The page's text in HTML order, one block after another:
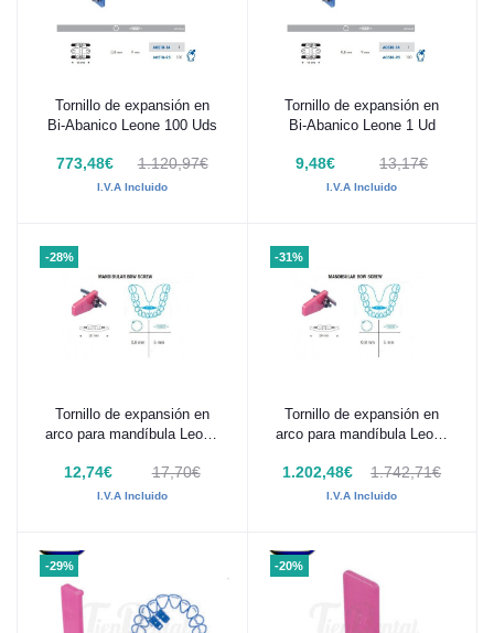
Añadir al carrito
Tornillo de expansión en
Bi-Abanico Leone 100 Uds
773,48€ 1.120,97€
I.V.A Incluido
Añadir al carrito
Tornillo de expansión en
Bi-Abanico Leone 1 Ud
9,48€ 13,17€
I.V.A Incluido
-28%
Añadir al carrito
Tornillo de expansión en
arco para mandíbula Leone
12,74€ 17,70€
I.V.A Incluido
-31%
Añadir al carrito
Tornillo de expansión en
arco para mandíbula Leone
1.202,48€ 1.742,71€
I.V.A Incluido
-29% -20%